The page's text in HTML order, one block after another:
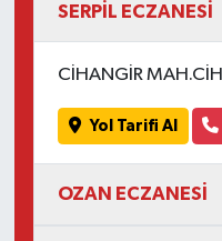
SERPİL ECZANESİ
CİHANGİR
Yol Tarifi Al
OZAN ECZANESİ